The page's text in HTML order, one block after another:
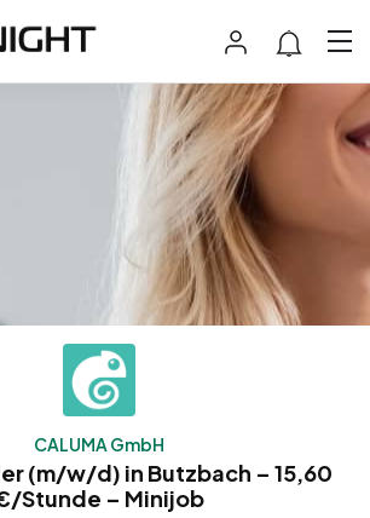
CALUMA GmbH
(m/w/d) in Butzbach – 15,60
Stunde – Minijob